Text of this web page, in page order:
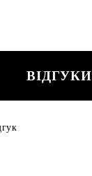
ВІДГУКИ